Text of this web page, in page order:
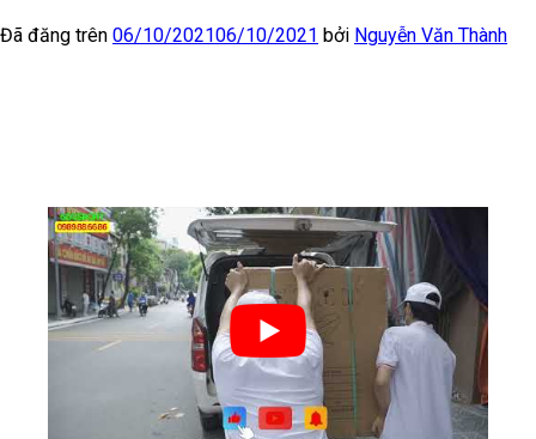
Đã đăng trên 06/10/202106/10/2021 bởi Nguyễn Văn Thành